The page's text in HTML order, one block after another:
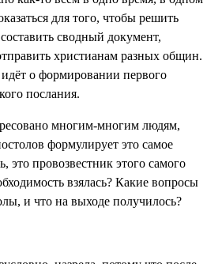
для того, чтобы решить
сводный документ,
христианам разных общин.
идёт о формировании первого
послания.
многим-многим людям,
формулирует это самое
это провозвестник этого самого
взялась? Какие вопросы
и что на выходе получилось?